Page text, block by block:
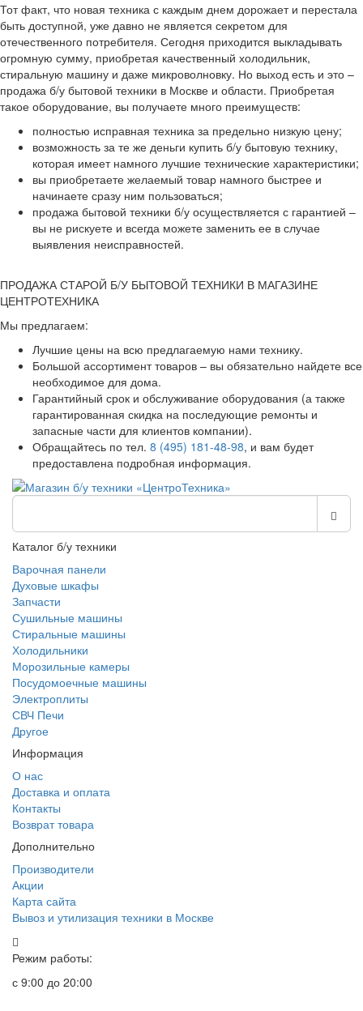
Тот факт, что новая техника с каждым днем дорожает и перестала
быть доступной, уже давно не является секретом для
отечественного потребителя. Сегодня приходится выкладывать
огромную сумму, приобретая качественный холодильник,
стиральную машину и даже микроволновку. Но выход есть и это –
продажа б/у бытовой техники в Москве и области. Приобретая
такое оборудование, вы получаете много преимуществ:
полностью исправная техника за предельно низкую цену;
возможность за те же деньги купить б/у бытовую технику,
которая имеет намного лучшие технические характеристики;
вы приобретаете желаемый товар намного быстрее и
начинаете сразу ним пользоваться;
продажа бытовой техники б/у осуществляется с гарантией –
вы не рискуете и всегда можете заменить ее в случае
выявления неисправностей.
ПРОДАЖА СТАРОЙ Б/У БЫТОВОЙ ТЕХНИКИ В МАГАЗИНЕ
ЦЕНТРОТЕХНИКА
Мы предлагаем:
Лучшие цены на всю предлагаемую нами технику.
Большой ассортимент товаров – вы обязательно найдете все
необходимое для дома.
Гарантийный срок и обслуживание оборудования (а также
гарантированная скидка на последующие ремонты и
запасные части для клиентов компании).
Обращайтесь по тел. 8 (495) 181-48-98, и вам будет
предоставлена подробная информация.
Каталог б/у техники
Варочная панели
Духовые шкафы
Запчасти
Сушильные машины
Стиральные машины
Холодильники
Морозильные камеры
Посудомоечные машины
Электроплиты
СВЧ Печи
Другое
Информация
О нас
Доставка и оплата
Контакты
Возврат товара
Дополнительно
Производители
Акции
Карта сайта
Вывоз и утилизация техники в Москве
Режим работы:
с 9:00 до 20:00